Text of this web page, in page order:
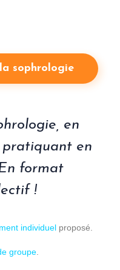
sophrologie
en
pratiquant en
format
!
individuel proposé.
groupe